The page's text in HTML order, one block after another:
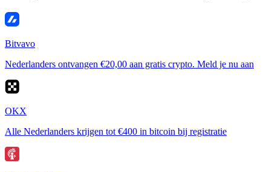
Bitvavo
Nederlanders ontvangen €20,00 aan gratis crypto. Meld je nu aan
OKX
Alle Nederlanders krijgen tot €400 in bitcoin bij registratie